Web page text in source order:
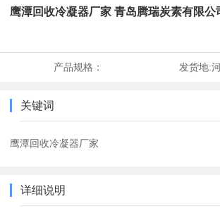
鹰潭回收冷凝器厂家 青岛腾瑞炭素有限公
产品规格： 发货地:
关键词
鹰潭回收冷凝器厂家
详细说明